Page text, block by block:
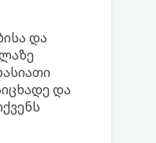
და
და